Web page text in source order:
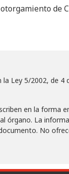
de
Ley 5/2002, de 4
en la forma
órgano. La
No